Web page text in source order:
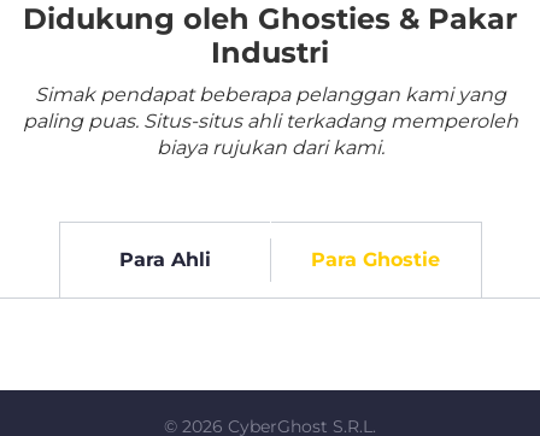
Didukung oleh Ghosties & Pakar
Industri
Simak pendapat beberapa pelanggan kami yang
paling puas. Situs-situs ahli terkadang memperoleh
biaya rujukan dari kami.
Para Ahli Para Ghostie
© 2026 CyberGhost S.R.L.